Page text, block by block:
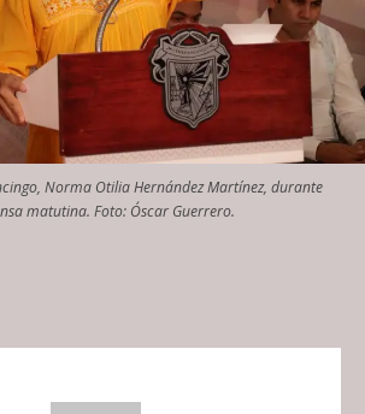
Norma Otilia Hernández Martínez, durante
matutina. Foto: Óscar Guerrero.